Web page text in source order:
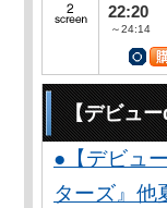
22:20
～24:14
【デビュ
●【デビュ
ターズ』他